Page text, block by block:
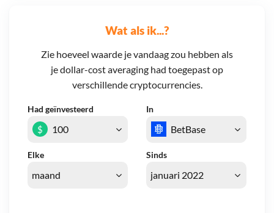
Wat als ik...?
Zie hoeveel waarde je vandaag zou hebben als
je dollar-cost averaging had toegepast op
verschillende cryptocurrencies.
Had geïnvesteerd In
Elke Sinds
$